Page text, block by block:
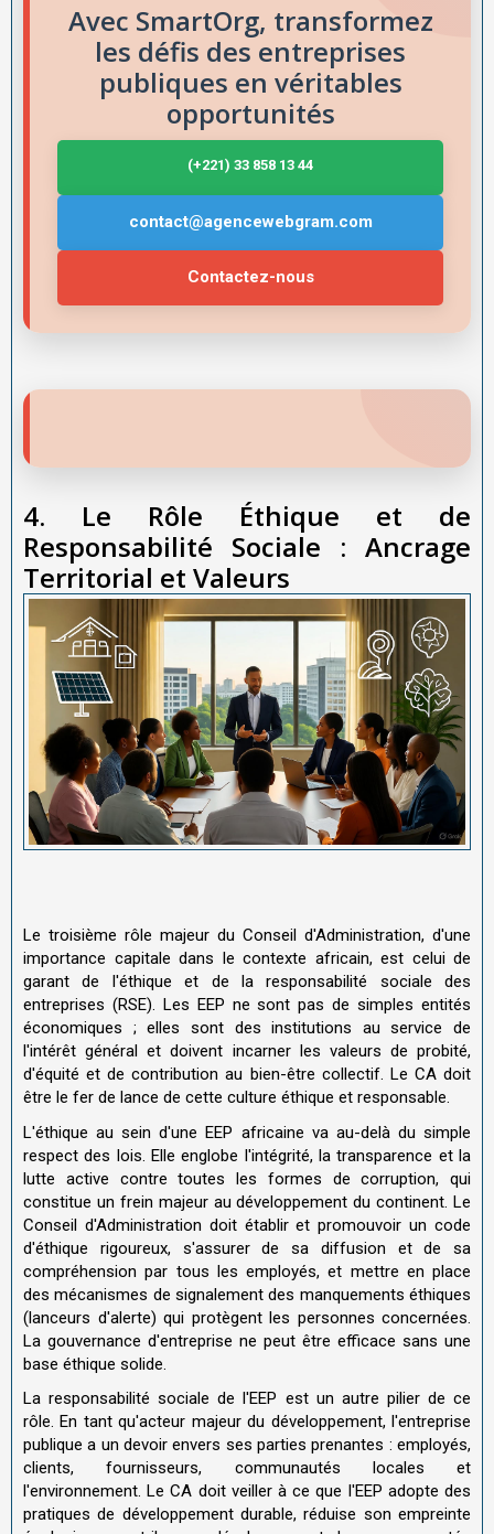
Avec SmartOrg, transformez
les défis des entreprises
publiques en véritables
opportunités
(+221) 33 858 13 44
contact@agencewebgram.com
Contactez-nous
4. Le Rôle Éthique et de
Responsabilité Sociale : Ancrage
Territorial et Valeurs
Le troisième rôle majeur du Conseil d'Administration, d'une
importance capitale dans le contexte africain, est celui de
garant de l'éthique et de la responsabilité sociale des
entreprises (RSE). Les EEP ne sont pas de simples entités
économiques ; elles sont des institutions au service de
l'intérêt général et doivent incarner les valeurs de probité,
d'équité et de contribution au bien-être collectif. Le CA doit
être le fer de lance de cette culture éthique et responsable.
L'éthique au sein d'une EEP africaine va au-delà du simple
respect des lois. Elle englobe l'intégrité, la transparence et la
lutte active contre toutes les formes de corruption, qui
constitue un frein majeur au développement du continent. Le
Conseil d'Administration doit établir et promouvoir un code
d'éthique rigoureux, s'assurer de sa diffusion et de sa
compréhension par tous les employés, et mettre en place
des mécanismes de signalement des manquements éthiques
(lanceurs d'alerte) qui protègent les personnes concernées.
La gouvernance d'entreprise ne peut être efficace sans une
base éthique solide.
La responsabilité sociale de l'EEP est un autre pilier de ce
rôle. En tant qu'acteur majeur du développement, l'entreprise
publique a un devoir envers ses parties prenantes : employés,
clients, fournisseurs, communautés locales et
l'environnement. Le CA doit veiller à ce que l'EEP adopte des
pratiques de développement durable, réduise son empreinte